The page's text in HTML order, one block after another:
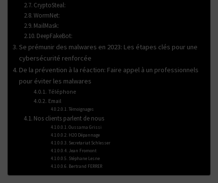
CryptoSteal:
WormNet:
MailMask:
DeepFakeBot:
Se prémunir des malwares en 2023: Les étapes clés pour une
cybersécurité renforcée
De la prévention à la réaction: Faire appel à un professionnels
pour éviter les malwares
Téléphone
Email
Témoignages
Nos clients parlent de nous
Oussama Grissi
H2O Dépannage
Secretariat Schlesser
Jean Fromont
Stéphane Lesne
Bertrand FERRER